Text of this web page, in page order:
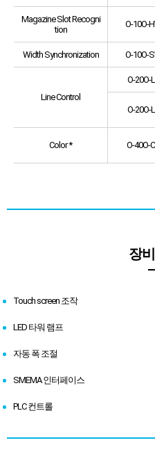
Magazine Slot Recogni
tion
O-10O-
Width Synchronization O-10O-
Line Control
O-20O-
O-20O-
Color * O-40O-
장
Touch screen 조작
LED 타워 램프
자동 폭 조절
SMEMA 인터페이스
PLC 컨트롤